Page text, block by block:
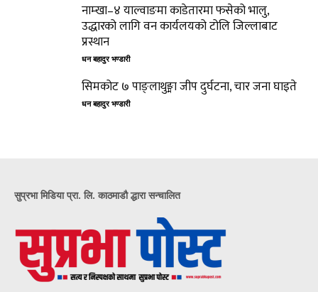
नाम्खा–४ याल्वाङमा काडेतारमा फसेको भालु,
उद्धारको लागि वन कार्यलयको टोलि जिल्लाबाट
प्रस्थान
धन बहादुर भण्डारी
सिमकोट ७ पाङ्लाथुङ्मा जीप दुर्घटना, चार जना घाइते
धन बहादुर भण्डारी
सुप्रभा मिडिया प्रा. लि. काठमाडौ द्धारा सन्चालित